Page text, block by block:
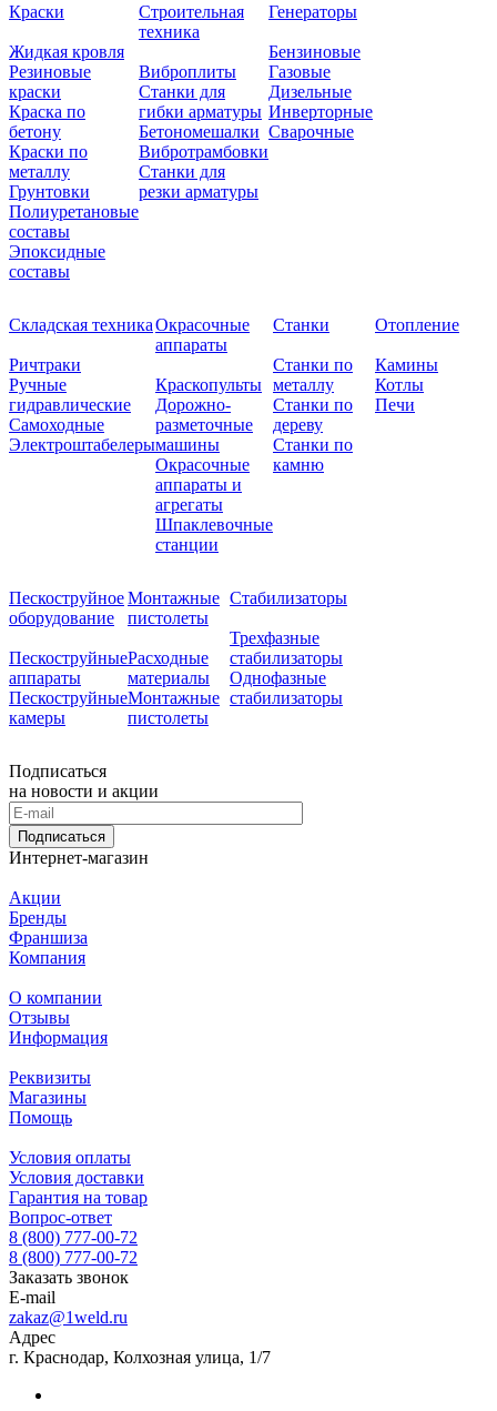
Краски
Жидкая кровля
Резиновые
краски
Краска по
бетону
Краски по
металлу
Грунтовки
Полиуретановые
составы
Эпоксидные
составы
Строительная
техника
Виброплиты
Станки для
гибки арматуры
Бетономешалки
Вибротрамбовки
Станки для
резки арматуры
Генераторы
Бензиновые
Газовые
Дизельные
Инверторные
Сварочные
Складская техника
Ричтраки
Ручные
гидравлические
Самоходные
Электроштабелеры
Окрасочные
аппараты
Краскопульты
Дорожно-
разметочные
машины
Окрасочные
аппараты и
агрегаты
Шпаклевочные
станции
Станки
Станки по
металлу
Станки по
дереву
Станки по
камню
Отопление
Камины
Котлы
Печи
Пескоструйное
оборудование
Пескоструйные
аппараты
Пескоструйные
камеры
Монтажные
пистолеты
Расходные
материалы
Монтажные
пистолеты
Стабилизаторы
Трехфазные
стабилизаторы
Однофазные
стабилизаторы
Подписаться
на новости и акции
Подписаться
Интернет-магазин
Акции
Бренды
Франшиза
Компания
О компании
Отзывы
Информация
Реквизиты
Магазины
Помощь
Условия оплаты
Условия доставки
Гарантия на товар
Вопрос-ответ
8 (800) 777-00-72
8 (800) 777-00-72
Заказать звонок
E-mail
zakaz@1weld.ru
Адрес
г. Краснодар, Колхозная улица, 1/7